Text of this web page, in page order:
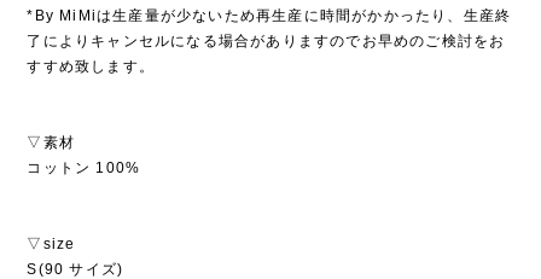
*By MiMiは生産量が少ないため再生産に時間がかかったり、生産終
了によりキャンセルになる場合がありますのでお早めのご検討をお
すすめ致します。
▽素材
コットン 100%
▽size
S(90 サイズ)